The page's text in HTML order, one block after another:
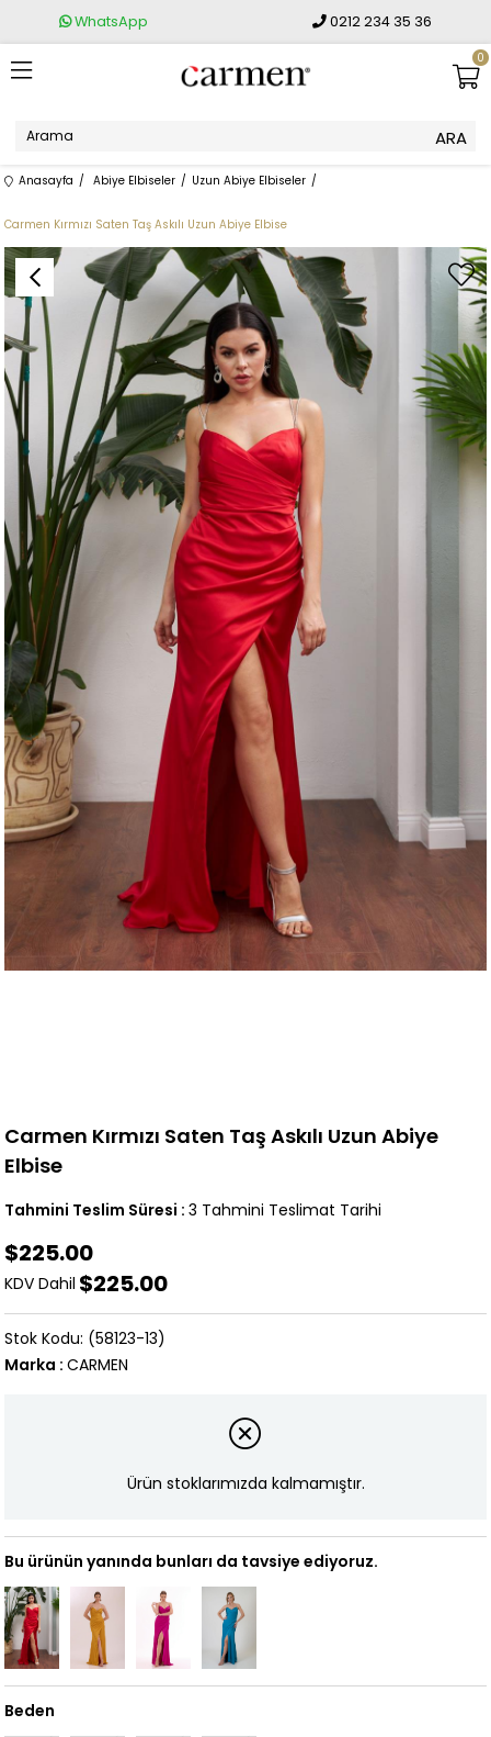
WhatsApp 0212 234 35 36
0
Anasayfa Abiye Elbiseler Uzun Abiye Elbiseler
Carmen Kırmızı Saten Taş Askılı Uzun Abiye Elbise
Carmen Kırmızı Saten Taş Askılı Uzun Abiye
Elbise
Tahmini Teslim Süresi : 3 Tahmini Teslimat Tarihi
$225.00
KDV Dahil $225.00
(58123-13)
Marka : CARMEN
Ürün stoklarımızda kalmamıştır.
Bu ürünün yanında bunları da tavsiye ediyoruz.
Beden